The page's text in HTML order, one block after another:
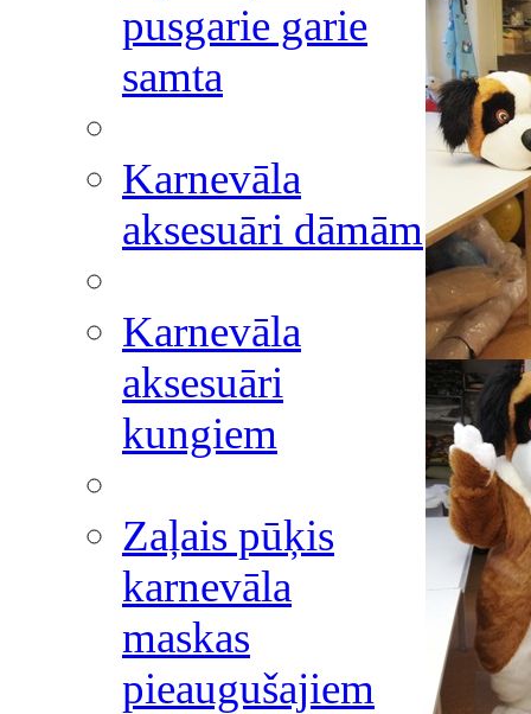
pusgarie garie
samta
Karnevāla
aksesuāri dāmām
Karnevāla
aksesuāri
kungiem
Zaļais pūķis
karnevāla
maskas
pieaugušajiem